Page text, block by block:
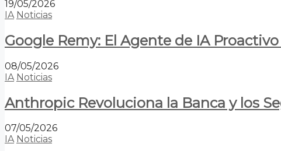
19/05/2026
IA Noticias
Google Remy: El Agente de IA
08/05/2026
IA Noticias
Anthropic Revoluciona la Banca y los
07/05/2026
IA Noticias